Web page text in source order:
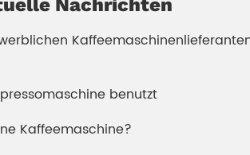
benutzt
Kaffeemaschine?